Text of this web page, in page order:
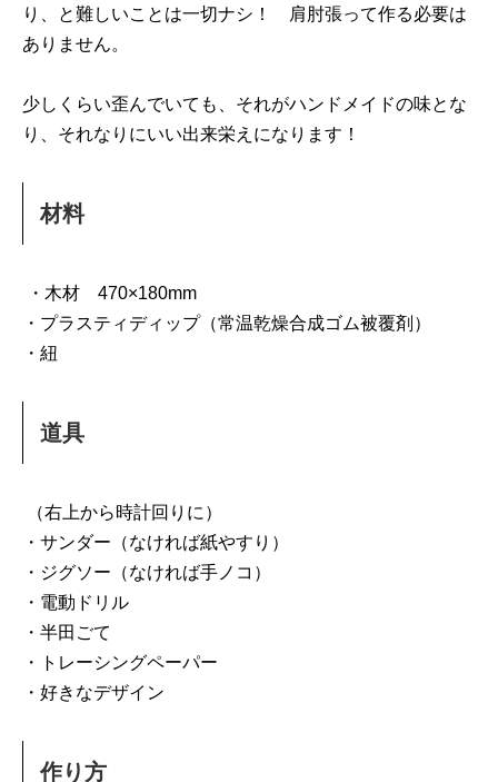
り、と難しいことは一切ナシ！ 肩肘張って作る必要は
ありません。
少しくらい歪んでいても、それがハンドメイドの味とな
り、それなりにいい出来栄えになります！
材料
・木材 470×180mm
・プラスティディップ（常温乾燥合成ゴム被覆剤）
・紐
道具
（右上から時計回りに）
・サンダー（なければ紙やすり）
・ジグソー（なければ手ノコ）
・電動ドリル
・半田ごて
・トレーシングペーパー
・好きなデザイン
作り方